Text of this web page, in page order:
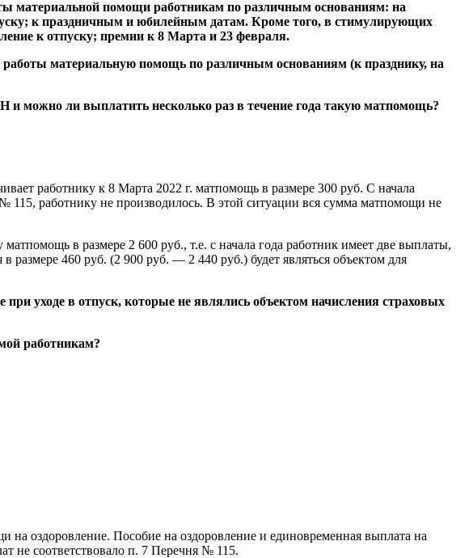
материальной помощи работникам по различным основаниям: на
к праздничным и юбилейным датам. Кроме того, в стимулирующих
к отпуску; премии к 8 Марта и 23 февраля.
материальную помощь по различным основаниям (к празднику, на
можно ли выплатить несколько раз в течение года такую матпомощь?
работнику к 8 Марта 2022 г. матпомощь в размере 300 руб. С начала
работнику не производилось. В этой ситуации вся сумма матпомощи не
в размере 2 600 руб., т.е. с начала года работник имеет две выплаты,
460 руб. (2 900 руб. –– 2 440 руб.) будет являться объектом для
уходе в отпуск, которые не являлись объектом начисления страховых
работникам?
оздоровление. Пособие на оздоровление и единовременная выплата на
не соответствовало п. 7 Перечня № 115.